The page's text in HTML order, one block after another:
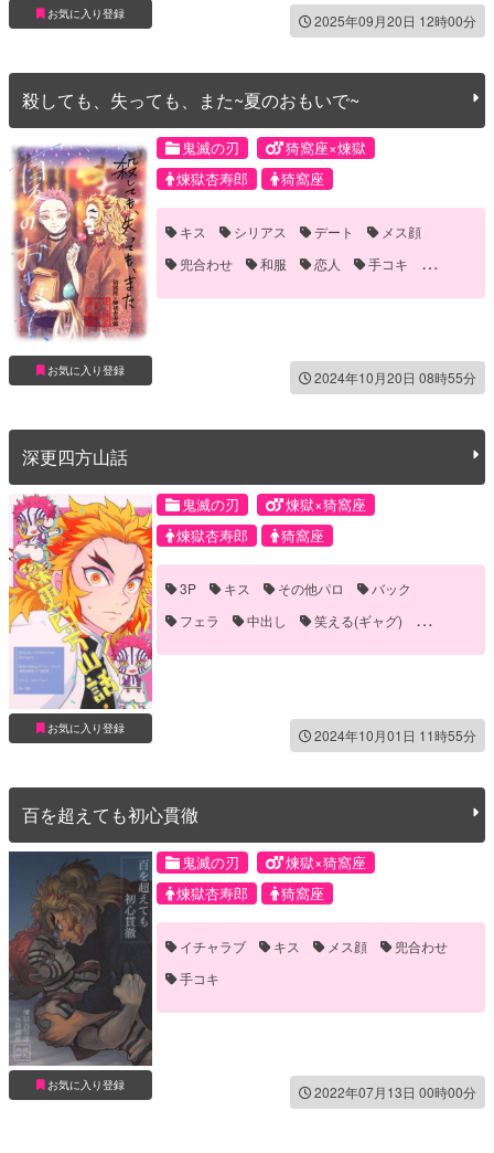
お気に入り登録 2025年09月20日 12時00分
殺しても、失っても、また~夏のおもいで~
お気に入り登録
鬼滅の刃
猗窩座×煉獄
煉獄杏寿郎
猗窩座
キス シリアス デート
メス顔
兜合わせ
和服 恋人
手コキ
現パロ
転生パロ
2024年10月20日 08時55分
深更四方山話
お気に入り登録
鬼滅の刃
煉獄×猗窩座
煉獄杏寿郎
猗窩座
3P キス その他パロ
バック
フェラ
中出し
笑える(ギャグ)
誘い受け
2024年10月01日 11時55分
百を超えても初心貫徹
お気に入り登録
鬼滅の刃
煉獄×猗窩座
煉獄杏寿郎
猗窩座
イチャラブ キス メス顔
兜合わせ
手コキ
2022年07月13日 00時00分